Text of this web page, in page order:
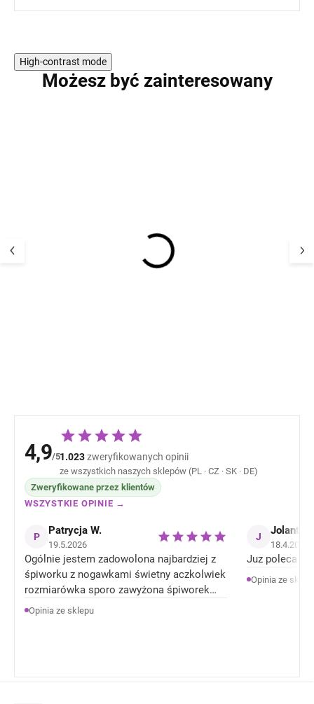
High-contrast mode
Możesz być zainteresowany
4,9/51.023zweryfikowanych opinii
ze wszystkich naszych sklepów (PL · CZ · SK · DE)
Zweryfikowane przez klientów
WSZYSTKIE OPINIE →
P Patrycja W.
19.5.2026
Ogólnie jestem zadowolona najbardziej z
śpiworku z nogawkami świetny aczkolwiek
rozmiarówka sporo zawyżona śpiworek
rozmiar 92 jest jak 104 rozmiar . Ale
Opinia ze sklepu
J Jolanta
18.4.2026
Juz poleca
Opinia ze